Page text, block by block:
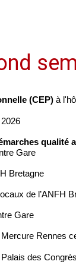
(CEP) à
qualité
Gare
Bretagne
de l’ANFH
Gare
Rennes
des